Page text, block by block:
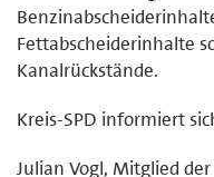
Fettabscheiderinhalte
Kanalrückstände.
Kreis-SPD informiert
Julian Vogl, Mitglied